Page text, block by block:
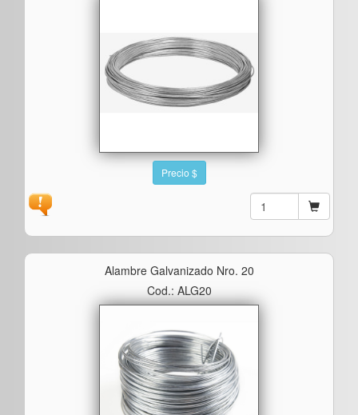
Precio $
Alambre Galvanizado Nro. 20
Cod.: ALG20